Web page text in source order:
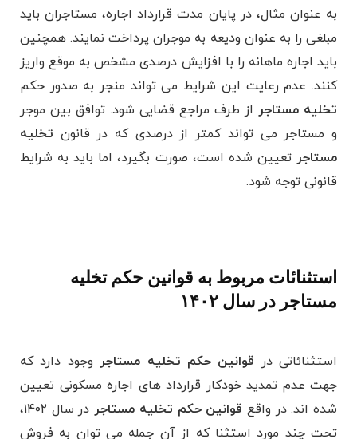
به عنوان مثال، در پایان مدت قرارداد اجاره، مستاجران باید
مبلغی را به عنوان ودیعه به موجران پرداخت نمایند. همچنین
باید اجاره ماهانه را با افزایش درصدی مشخص به موقع واریز
کنند. عدم رعایت این شرایط می ‌تواند منجر به صدور حکم
تخلیه مستاجر از طرف مراجع قضایی شود. توافق بین موجر
و مستاجر می ‌تواند کمتر از درصدی که در قانون تخلیه
مستاجر تعیین شده است، صورت بگیرد، اما باید به شرایط
قانونی توجه شود.
استثنائات مربوط به قوانین حکم تخلیه
مستاجر در سال ۱۴۰۲
استثنائاتی در قوانین حکم تخلیه مستاجر وجود دارد که
جهت عدم تمدید خودکار قرارداد های اجاره مسکونی تعیین
شده ‌اند. در واقع قوانین حکم تخلیه مستاجر
در سال ۱۴۰۲،
تحت چند مورد استثنا که از آن جمله می‌ توان به فروش